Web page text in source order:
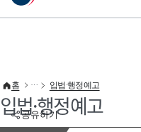
이 누리집은 대한민국 공식 전자정부 누
공유하기
홈 입법·행정예고
입법·행정예고